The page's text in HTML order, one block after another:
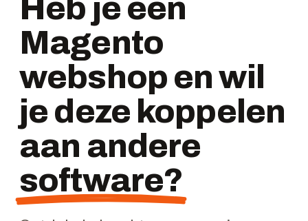
Heb je een
Magento
webshop en wil
je deze koppelen
aan andere
software?